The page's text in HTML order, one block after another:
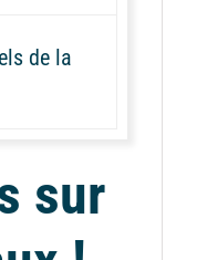
de la
sur